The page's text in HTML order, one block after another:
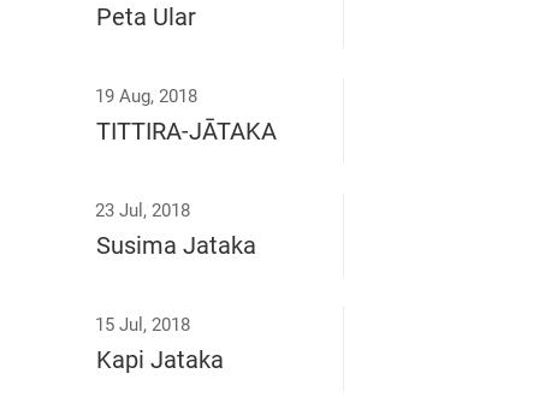
Peta Ular
19 Aug, 2018
TITTIRA-JĀTAKA
23 Jul, 2018
Susima Jataka
15 Jul, 2018
Kapi Jataka